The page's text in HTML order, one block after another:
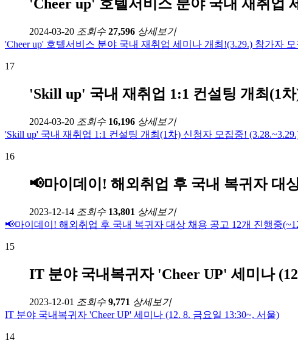
'Cheer up' 호텔서비스 분야 국내 재취업
2024-03-20 조회수 27,596 상세보기
'Cheer up' 호텔서비스 분야 국내 재취업 세미나 개최!(3.29.) 참가자
17
'Skill up' 국내 재취업 1:1 컨설팅 개최(1
2024-03-20 조회수 16,196 상세보기
'Skill up' 국내 재취업 1:1 컨설팅 개최(1차) 신청자 모집중!
16
📢마이데이! 해외취업 후 국내 복귀자 대
2023-12-14 조회수 13,801 상세보기
📢마이데이! 해외취업 후 국내 복귀자 대상 채용 공고 12개 진행중
15
IT 분야 국내복귀자 'Cheer UP' 세미나
2023-12-01 조회수 9,771 상세보기
IT 분야 국내복귀자 'Cheer UP' 세미나 (12. 8. 금요일 13:30~, 서울)
14